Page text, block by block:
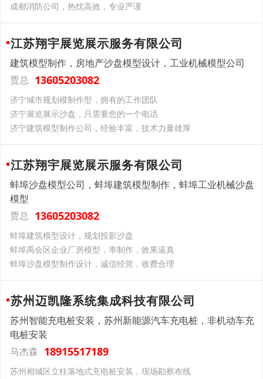
成都消防公司，热忱高效，专业严谨
江苏翔宇展览展示服务有限公司
建筑模型制作，房地产沙盘模型设计，工业机械模型公司
贾总 13605203082
济宁城市规划模制作型，拥有的工作团队
济宁展览展示沙盘，只需要您的一个电话
济宁建筑模型制作公司，经验丰富，技术力量雄厚
江苏翔宇展览展示服务有限公司
蚌埠沙盘模型公司，蚌埠建筑模型制作，蚌埠工业机械沙盘
模型
贾总 13605203082
蚌埠建筑模型设计，规划投影沙盘
蚌埠禹会区企业厂房模型，率制作，效果逼真
蚌埠沙盘模型制作设计，诚信经营，收费合理
苏州迈凯隆系统集成科技有限公司
苏州智能充电桩安装，苏州新能源汽车充电桩，非机动车充
电桩安装
马杰森 18915517189
苏州相城区立柱落地式充电桩安装，现场勘察布线